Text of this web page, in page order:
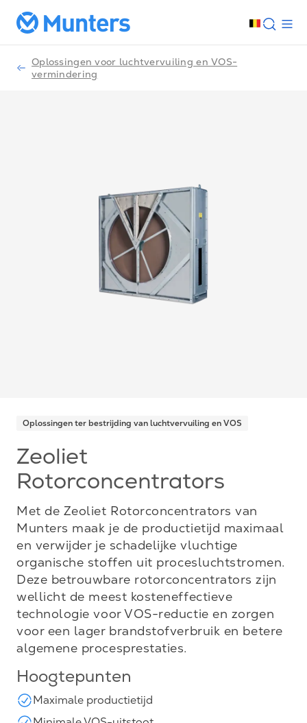
Oplossingen voor luchtvervuiling en VOS-
vermindering
Oplossingen ter bestrijding van luchtvervuiling en VOS
Zeoliet
Rotorconcentrators
Met de Zeoliet Rotorconcentrators van
Munters maak je de productietijd maximaal
en verwijder je schadelijke vluchtige
organische stoffen uit procesluchtstromen.
Deze betrouwbare rotorconcentrators zijn
wellicht de meest kosteneffectieve
technologie voor VOS-reductie en zorgen
voor een lager brandstofverbruik en betere
algemene procesprestaties.
Hoogtepunten
Maximale productietijd